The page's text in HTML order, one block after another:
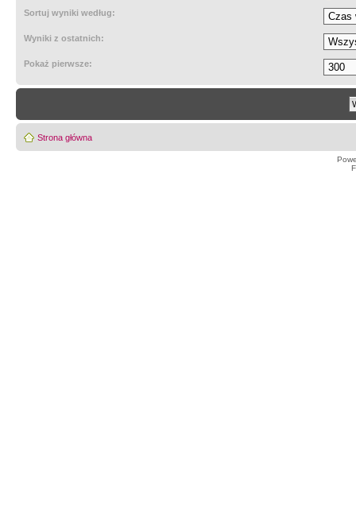
Sortuj wyniki według:
Wyniki z ostatnich:
Pokaż pierwsze:
Strona główna